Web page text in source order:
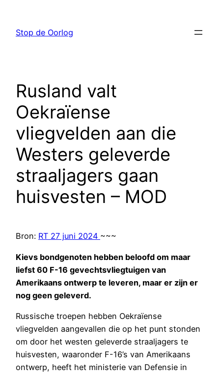
Stop de Oorlog
Rusland valt
Oekraïense
vliegvelden aan die
Westers geleverde
straaljagers gaan
huisvesten – MOD
Bron: RT 27 juni 2024 ~~~
Kievs bondgenoten hebben beloofd om maar
liefst 60 F-16 gevechtsvliegtuigen van
Amerikaans ontwerp te leveren, maar er zijn er
nog geen geleverd.
Russische troepen hebben Oekraïense
vliegvelden aangevallen die op het punt stonden
om door het westen geleverde straaljagers te
huisvesten, waaronder F-16’s van Amerikaans
ontwerp, heeft het ministerie van Defensie in